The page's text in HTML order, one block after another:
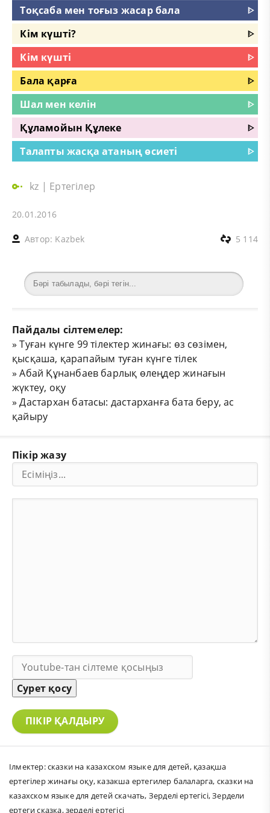
Тоқсаба мен тоғыз жасар бала
ᐈ
Кім күшті?
ᐈ
Кім күшті
ᐈ
Бала қарға
ᐈ
Шал мен келін
ᐈ
Құламойын Құлеке
ᐈ
Талапты жасқа атаның өсиеті
ᐈ
kz | Ертегілер
20.01.2016
Автор: Kazbek 5 114
Пайдалы сілтемелер:
»Туған күнге 99 тілектер жинағы: өз сөзімен,
қысқаша, қарапайым туған күнге тілек
»Абай Құнанбаев барлық өлеңдер жинағын
жүктеу, оқу
»Дастархан батасы: дастарханға бата беру, ас
қайыру
Пікір жазу
Сурет қосу
ПІКІР ҚАЛДЫРУ
Ілмектер:сказки на казахском языке для детей, қазақша
ертегілер жинағы оқу, казакша ертегилер балаларга, сказки на
казахском языке для детей скачать, Зерделі ертегісі,Зердели
ертеги сказка,зерделі ертегісі